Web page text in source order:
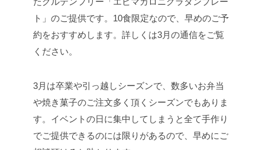
ト」のご提供です。10食限定なので、早めのご予
約をおすすめします。詳しくは3月の通信をご覧
ください。
3月は卒業や引っ越しシーズンで、数多いお弁当
や焼き菓子のご注文多く頂くシーズンでもありま
す。イベントの日に集中してしまうと全て手作り
でご提供できるのには限りがあるので、早めにご